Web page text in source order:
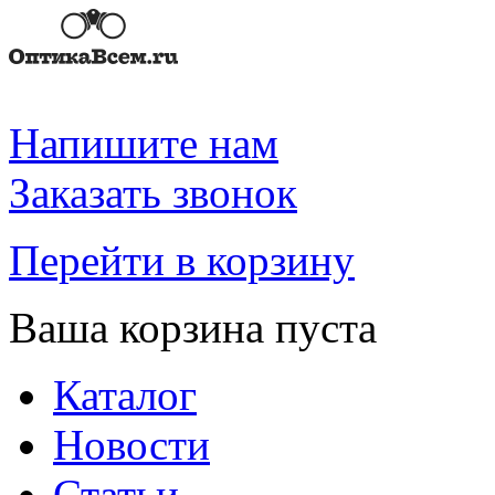
Напишите нам
Заказать звонок
Перейти в корзину
Ваша корзина пуста
Каталог
Новости